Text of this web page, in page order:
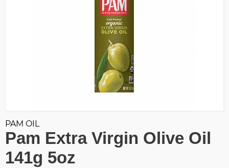
PAM OIL
Pam Extra Virgin Olive Oil
141g 5oz